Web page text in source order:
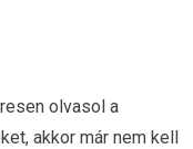
olvasol a
akkor már nem kell